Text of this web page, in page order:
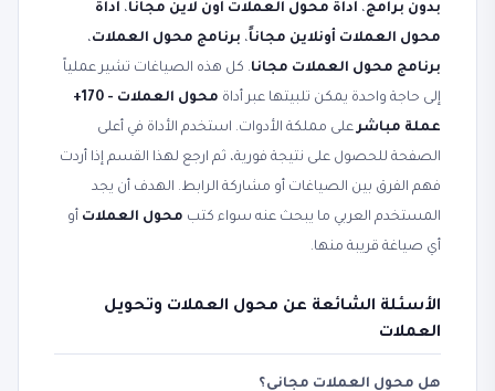
بدون برامج، أداة محول العملات أون لاين مجانا، أداة
محول العملات أونلاين مجاناً، برنامج محول العملات،
برنامج محول العملات مجانا. كل هذه الصياغات تشير عملياً
إلى حاجة واحدة يمكن تلبيتها عبر أداة
محول العملات - 170+
عملة مباشرعلى مملكة الأدوات. استخدم الأداة في أعلى
الصفحة للحصول على نتيجة فورية، ثم ارجع لهذا القسم إذا أردت
فهم الفرق بين الصياغات أو مشاركة الرابط. الهدف أن يجد
المستخدم العربي ما يبحث عنه سواء كتب محول العملات أو
أي صياغة قريبة منها.
الأسئلة الشائعة عن محول العملات وتحويل
العملات
هل محول العملات مجاني؟